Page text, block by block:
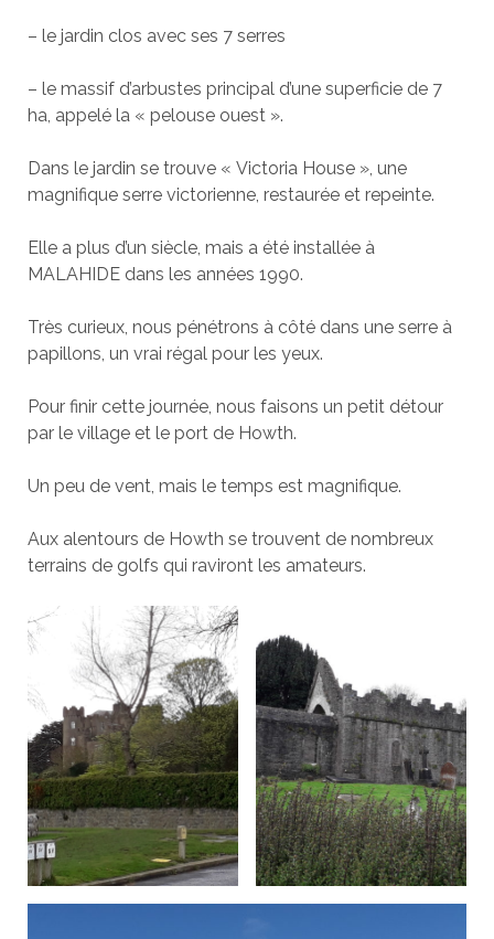
– le jardin clos avec ses 7 serres
– le massif d’arbustes principal d’une superficie de 7
ha, appelé la « pelouse ouest ».
Dans le jardin se trouve « Victoria House », une
magnifique serre victorienne, restaurée et repeinte.
Elle a plus d’un siècle, mais a été installée à
MALAHIDE dans les années 1990.
Très curieux, nous pénétrons à côté dans une serre à
papillons, un vrai régal pour les yeux.
Pour finir cette journée, nous faisons un petit détour
par le village et le port de Howth.
Un peu de vent, mais le temps est magnifique.
Aux alentours de Howth se trouvent de nombreux
terrains de golfs qui raviront les amateurs.